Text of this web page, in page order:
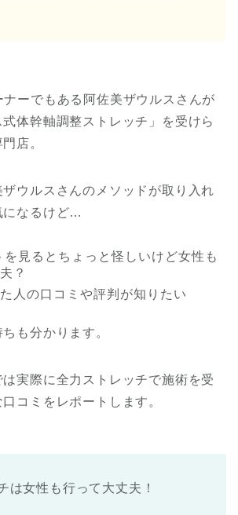
ーでもある阿佐美ザウルスさんが
体幹軸調整ストレッチ」を受けら
店。
ウルスさんのメソッドが取り入れ
になるけど…
見るとちょっと怪しいけど女性も
？
人の口コミや評判が知りたい
も分かります。
実際に全力ストレッチで施術を受
コミをレポートします。
は女性も行って大丈夫！